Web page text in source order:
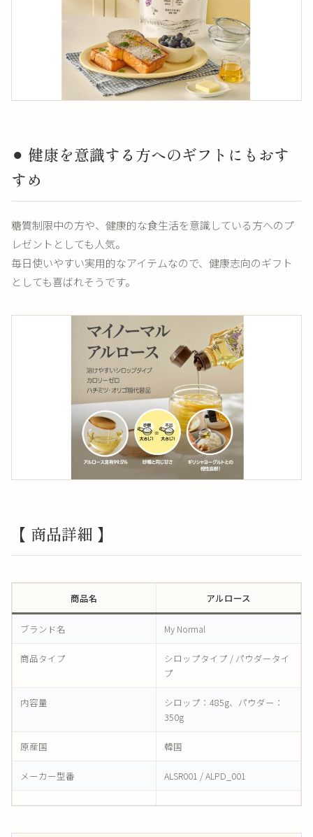
⚫︎ 健康を意識する方へのギフトにもおす
すめ
糖質制限中の方や、健康的な食生活を意識している方へのプ
レゼントとしても人気。
毎日使いやすい実用的なアイテムなので、健康志向のギフト
としても喜ばれそうです。
【 商品詳細 】
商品名 アルロース
ブランド名 My Normal
商品タイプ
シロップタイプ / パウダータイ
プ
内容量
シロップ：485g、パウダー：
350g
原産国 韓国
メーカー型番 ALSR001 / ALPD_001